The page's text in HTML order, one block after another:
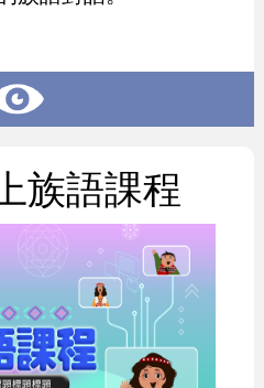
族語課程